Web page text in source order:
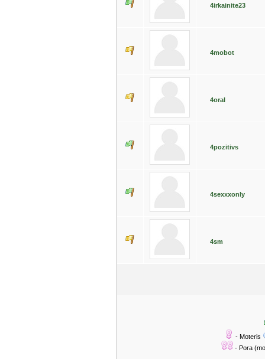
4irkainite23
4mobot
4oral
4pozitivs
4sexxxonly
4sm
- Moteris
- Pora